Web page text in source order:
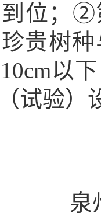
位； ②
贵树
10cm以
试验）
泉